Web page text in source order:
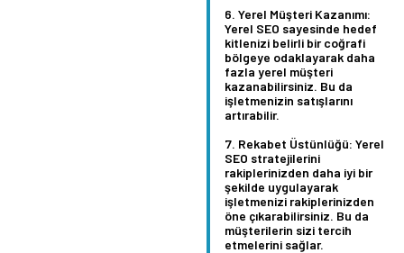
Yerel Müşteri Kazanımı:
Yerel SEO sayesinde hedef
kitlenizi belirli bir coğrafi
bölgeye odaklayarak daha
fazla yerel müşteri
kazanabilirsiniz. Bu da
işletmenizin satışlarını
artırabilir.
Rekabet Üstünlüğü: Yerel
SEO stratejilerini
rakiplerinizden daha iyi bir
şekilde uygulayarak
işletmenizi rakiplerinizden
öne çıkarabilirsiniz. Bu da
müşterilerin sizi tercih
etmelerini sağlar.